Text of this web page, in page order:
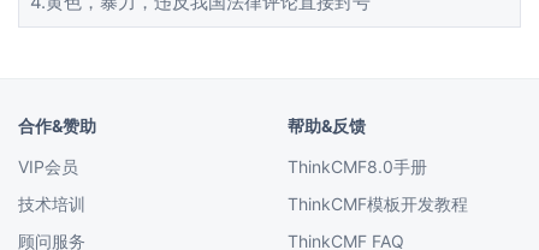
合作&赞助
VIP会员
技术培训
顾问服务
帮助&反馈
ThinkCMF8.0手册
ThinkCMF模板开发教程
ThinkCMF FAQ